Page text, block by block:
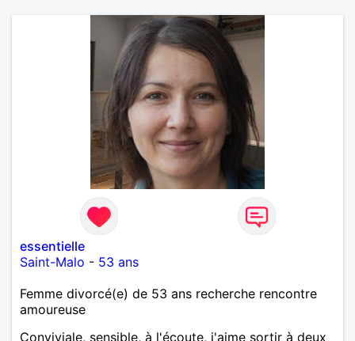
essentielle
Saint-Malo - 53 ans
Femme divorcé(e) de 53 ans recherche rencontre
amoureuse
Conviviale, sensible, à l'écoute, j'aime sortir à deux